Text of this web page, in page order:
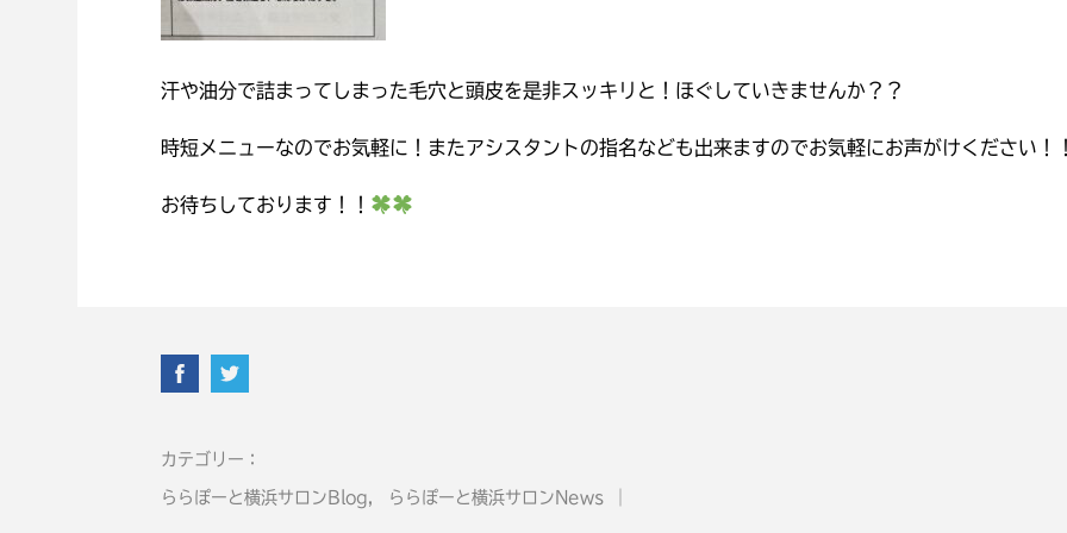
汗や油分で詰まってしまった毛穴と頭皮を是非スッキリと！ほぐしていきませんか？？
時短メニューなのでお気軽に！またアシスタントの指名なども出来ますのでお気軽にお声がけください！
お待ちしております！！
カテゴリー
ららぽーと横浜サロンBlog, ららぽーと横浜サロンNews